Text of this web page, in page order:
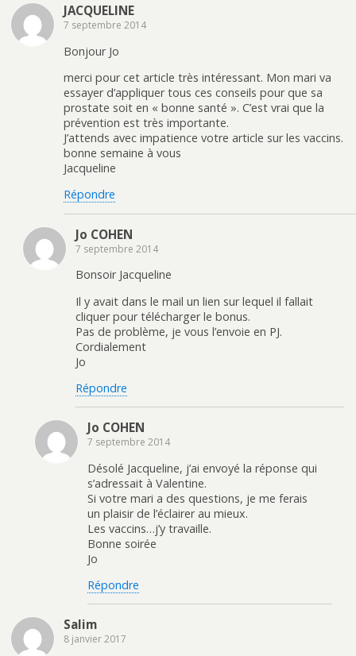
JACQUELINE
7 septembre 2014
Bonjour Jo
merci pour cet article très intéressant. Mon mari va
essayer d’appliquer tous ces conseils pour que sa
prostate soit en « bonne santé ». C’est vrai que la
prévention est très importante.
J’attends avec impatience votre article sur les vaccins.
bonne semaine à vous
Jacqueline
Répondre
Jo COHEN
7 septembre 2014
Bonsoir Jacqueline
Il y avait dans le mail un lien sur lequel il fallait
cliquer pour télécharger le bonus.
Pas de problème, je vous l’envoie en PJ.
Cordialement
Jo
Répondre
Jo COHEN
7 septembre 2014
Désolé Jacqueline, j’ai envoyé la réponse qui
s’adressait à Valentine.
Si votre mari a des questions, je me ferais
un plaisir de l’éclairer au mieux.
Les vaccins…j’y travaille.
Bonne soirée
Jo
Répondre
Salim
8 janvier 2017